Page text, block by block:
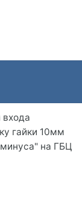
входа
гайки 10мм
на ГБЦ